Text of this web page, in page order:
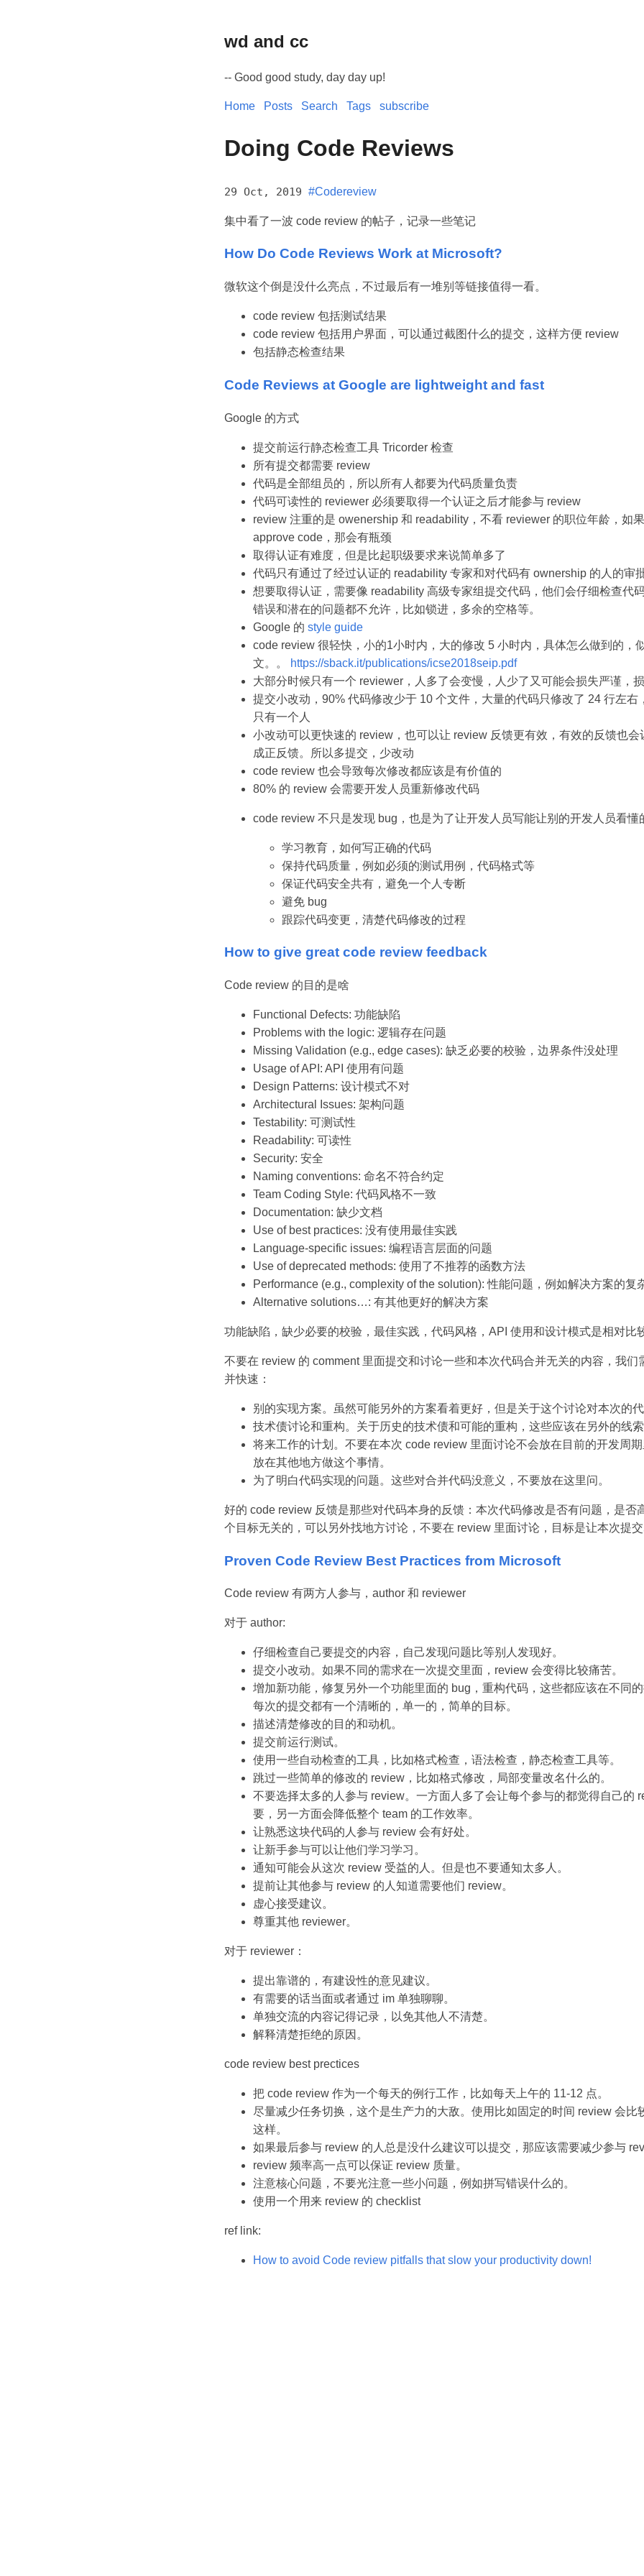
wd and cc
-- Good good study, day day up!
Home Posts Search Tags subscribe
Doing Code Reviews
29 Oct, 2019 #Codereview
集中看了一波 code review 的帖子，记录一些笔记
How Do Code Reviews Work at Microsoft?
微软这个倒是没什么亮点，不过最后有一堆别等链接值得一看。
code review 包括测试结果
code review 包括用户界面，可以通过截图什么的提交，这样方便 review
包括静态检查结果
Code Reviews at Google are lightweight and fast
Google 的方式
提交前运行静态检查工具 Tricorder 检查
所有提交都需要 review
代码是全部组员的，所以所有人都要为代码质量负责
代码可读性的 reviewer 必须要取得一个认证之后才能参与 review
review 注重的是 owenership 和 readability，不看 reviewer 的职位年龄，如
approve code，那会有瓶颈
取得认证有难度，但是比起职级要求来说简单多了
代码只有通过了经过认证的 readability 专家和对代码有 ownership 的人的审
想要取得认证，需要像 readability 高级专家组提交代码，他们会仔细检查代
错误和潜在的问题都不允许，比如锁进，多余的空格等。
Google 的 style guide
code review 很轻快，小的1小时内，大的修改 5 小时内，具体怎么做到的，
文。。
https://sback.it/publications/icse2018seip.pdf
大部分时候只有一个 reviewer，人多了会变慢，人少了又可能会损失严谨，
提交小改动，90% 代码修改少于 10 个文件，大量的代码只修改了 24 行左右
只有一个人
小改动可以更快速的 review，也可以让 review 反馈更有效，有效的反馈也会
成正反馈。所以多提交，少改动
code review 也会导致每次修改都应该是有价值的
80% 的 review 会需要开发人员重新修改代码
code review 不只是发现 bug，也是为了让开发人员写能让别的开发人员看懂
学习教育，如何写正确的代码
保持代码质量，例如必须的测试用例，代码格式等
保证代码安全共有，避免一个人专断
避免 bug
跟踪代码变更，清楚代码修改的过程
How to give great code review feedback
Code review 的目的是啥
Functional Defects: 功能缺陷
Problems with the logic: 逻辑存在问题
Missing Validation (e.g., edge cases): 缺乏必要的校验，边界条件没处理
Usage of API: API 使用有问题
Design Patterns: 设计模式不对
Architectural Issues: 架构问题
Testability: 可测试性
Readability: 可读性
Security: 安全
Naming conventions: 命名不符合约定
Team Coding Style: 代码风格不一致
Documentation: 缺少文档
Use of best practices: 没有使用最佳实践
Language-specific issues: 编程语言层面的问题
Use of deprecated methods: 使用了不推荐的函数方法
Performance (e.g., complexity of the solution): 性能问题，例如解决方案的复
Alternative solutions…: 有其他更好的解决方案
功能缺陷，缺少必要的校验，最佳实践，代码风格，API 使用和设计模式是相对比
不要在 review 的 comment 里面提交和讨论一些和本次代码合并无关的内容，我们
并快速：
别的实现方案。虽然可能另外的方案看着更好，但是关于这个讨论对本次的代
技术债讨论和重构。关于历史的技术债和可能的重构，这些应该在另外的线索
将来工作的计划。不要在本次 code review 里面讨论不会放在目前的开发周期
放在其他地方做这个事情。
为了明白代码实现的问题。这些对合并代码没意义，不要放在这里问。
好的 code review 反馈是那些对代码本身的反馈：本次代码修改是否有问题，是否
个目标无关的，可以另外找地方讨论，不要在 review 里面讨论，目标是让本次提交
Proven Code Review Best Practices from Microsoft
Code review 有两方人参与，author 和 reviewer
对于 author:
仔细检查自己要提交的内容，自己发现问题比等别人发现好。
提交小改动。如果不同的需求在一次提交里面，review 会变得比较痛苦。
增加新功能，修复另外一个功能里面的 bug，重构代码，这些都应该在不同
每次的提交都有一个清晰的，单一的，简单的目标。
描述清楚修改的目的和动机。
提交前运行测试。
使用一些自动检查的工具，比如格式检查，语法检查，静态检查工具等。
跳过一些简单的修改的 review，比如格式修改，局部变量改名什么的。
不要选择太多的人参与 review。一方面人多了会让每个参与的都觉得自己的
要，另一方面会降低整个 team 的工作效率。
让熟悉这块代码的人参与 review 会有好处。
让新手参与可以让他们学习学习。
通知可能会从这次 review 受益的人。但是也不要通知太多人。
提前让其他参与 review 的人知道需要他们 review。
虚心接受建议。
尊重其他 reviewer。
对于 reviewer：
提出靠谱的，有建设性的意见建议。
有需要的话当面或者通过 im 单独聊聊。
单独交流的内容记得记录，以免其他人不清楚。
解释清楚拒绝的原因。
code review best prectices
把 code review 作为一个每天的例行工作，比如每天上午的 11-12 点。
尽量减少任务切换，这个是生产力的大敌。使用比如固定的时间 review 会比
这样。
如果最后参与 review 的人总是没什么建议可以提交，那应该需要减少参与
review 频率高一点可以保证 review 质量。
注意核心问题，不要光注意一些小问题，例如拼写错误什么的。
使用一个用来 review 的 checklist
ref link:
How to avoid Code review pitfalls that slow your productivity down!